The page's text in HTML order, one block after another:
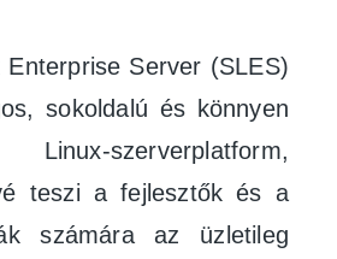
Enterprise Server (SLES)
sokoldalú és könnyen
szerverplatform,
teszi a fejlesztők és a
számára az üzletileg